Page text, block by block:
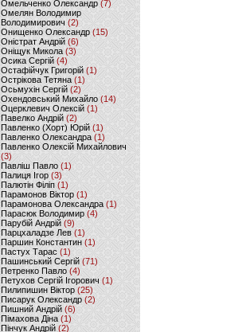
Омельченко Олександр(7)
Омелян Володимир
Володимирович (2)
Онищенко Олександр (15)
Оністрат Андрій (6)
Оніщук Микола (3)
Осика Сергій(4)
Остафійчук Григорій(1)
Острікова Тетяна (1)
Осьмухін Сергій (2)
Охендовський Михайло (14)
Оцерклевич Олексій (1)
Павелко Андрій (2)
Павленко (Хорт) Юрій (1)
Павленко Олександра (1)
Павленко Олексій Михайлович
(3)
Павліш Павло(1)
Палиця Ігор (3)
Палютін Філіп(1)
Парамонов Віктор (1)
Парамонова Олександра(1)
Парасюк Володимир(4)
Парубій Андрій (9)
Парцхаладзе Лев (1)
Паршин Константин(1)
Пастух Тарас (1)
Пашинський Сергій (71)
Петренко Павло (4)
Петухов Сергій Ігорович (1)
Пилипишин Віктор(25)
Писарук Олександр(2)
Пишний Андрій (6)
Пімахова Діна(1)
Пінчук Андрій(2)